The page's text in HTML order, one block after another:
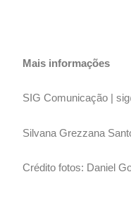
Mais informações
SIG Comunicação |
Silvana Grezzana
Crédito fotos: Daniel